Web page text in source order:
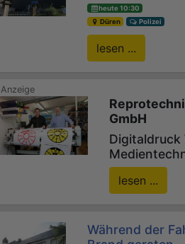
heute 10:30
Düren
Polizei
lesen ...
GmbH
Digitaldruck
lesen ...
Während der